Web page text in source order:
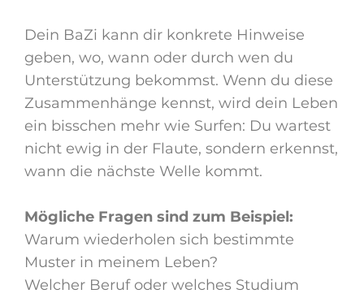
Dein BaZi kann dir konkrete Hinweise
geben, wo, wann oder durch wen du
Unterstützung bekommst. Wenn du diese
Zusammenhänge kennst, wird dein Leben
ein bisschen mehr wie Surfen: Du wartest
nicht ewig in der Flaute, sondern erkennst,
wann die nächste Welle kommt.
Mögliche Fragen sind zum Beispiel:
Warum wiederholen sich bestimmte
Muster in meinem Leben?
Welcher Beruf oder welches Studium